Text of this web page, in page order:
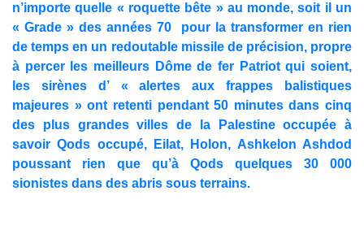
n’importe quelle « roquette bête » au monde, soit il un
« Grade » des années 70 pour la transformer en rien
de temps en un redoutable missile de précision, propre
à percer les meilleurs Dôme de fer Patriot qui soient,
les sirènes d’ « alertes aux frappes balistiques
majeures » ont retenti pendant 50 minutes dans cinq
des plus grandes villes de la Palestine occupée à
savoir Qods occupé, Eilat, Holon, Ashkelon Ashdod
poussant rien que qu’à Qods quelques 30 000
sionistes dans des abris sous terrains.